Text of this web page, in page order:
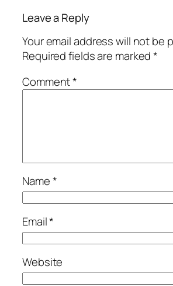
Leave a Reply
Your email address will not be
Required fields are marked*
Comment*
Name*
Email*
Website